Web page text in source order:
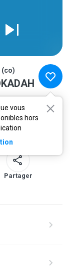
vous
hors
(co)
Partager